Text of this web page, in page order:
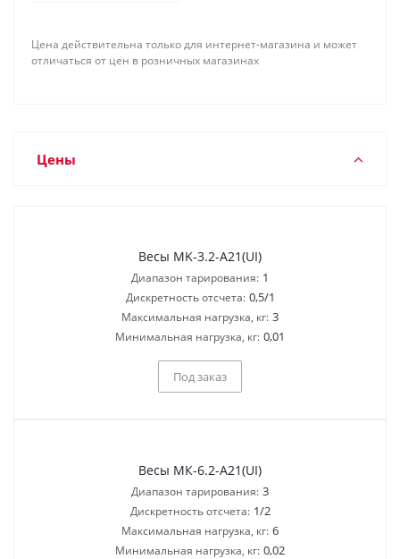
Цена действительна только для интернет-магазина и может
отличаться от цен в розничных магазинах
Цены
Весы MK-3.2-A21(UI)
Диапазон тарирования: 1
Дискретность отсчета: 0,5/1
Максимальная нагрузка, кг: 3
Минимальная нагрузка, кг: 0,01
Под заказ
Весы МК-6.2-А21(UI)
Диапазон тарирования: 3
Дискретность отсчета: 1/2
Максимальная нагрузка, кг: 6
Минимальная нагрузка, кг: 0,02